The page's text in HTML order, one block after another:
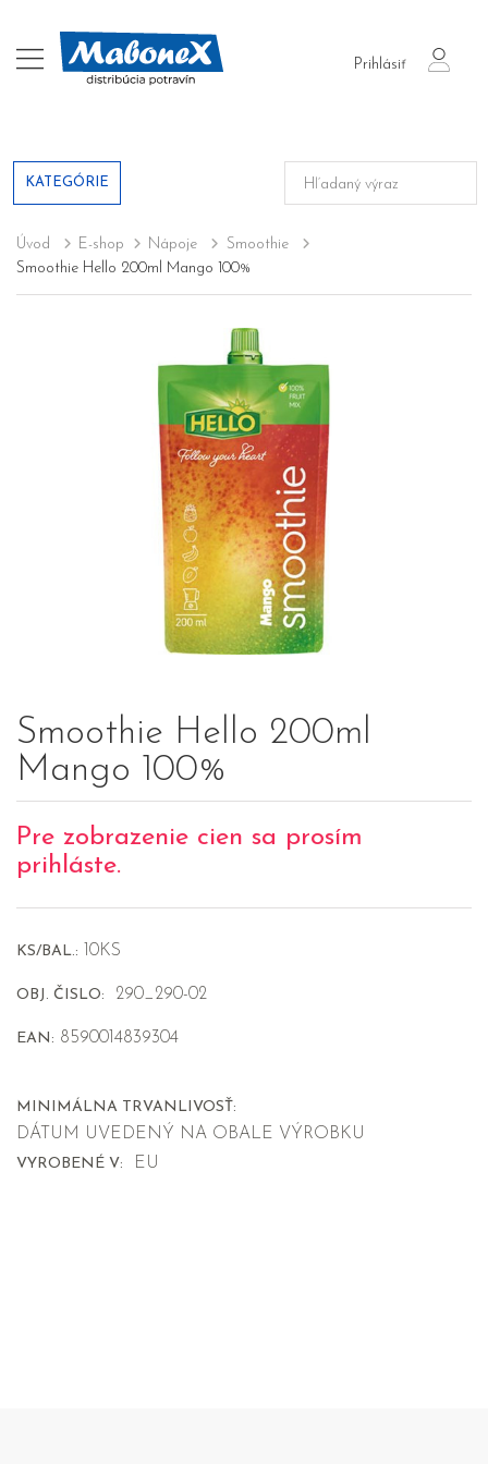
Prihlásiť
login
KATEGÓRIE
Úvod E-shop Nápoje
Smoothie
Smoothie Hello 200ml Mango 100%
Smoothie Hello 200ml
Mango 100%
Pre zobrazenie cien sa prosím
prihláste.
KS/BAL.: 10KS
OBJ. ČISLO: 290_290-02
EAN: 8590014839304
MINIMÁLNA TRVANLIVOSŤ:
DÁTUM UVEDENÝ NA OBALE VÝROBKU
VYROBENÉ V: EU